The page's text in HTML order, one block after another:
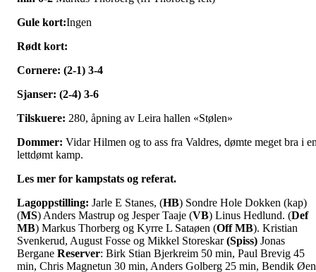
Gule kort:Ingen
Rødt kort:
Cornere: (2-1) 3-4
Sjanser: (2-4) 3-6
Tilskuere: 280, åpning av Leira hallen «Stølen»
Dommer: Vidar Hilmen og to ass fra Valdres, dømte meget bra i
lettdømt kamp.
Les mer for kampstats og referat.
Lagoppstilling: Jarle E Stanes, (HB) Sondre Hole Dokken (kap)
(MS) Anders Mastrup og Jesper Taaje (VB) Linus Hedlund. (Def
MB) Markus Thorberg og Kyrre L Sataøen (Off MB). Kristian
Svenkerud, August Fosse og Mikkel Storeskar(Spiss) Jonas
Bergane Reserver: Birk Stian Bjerkreim 50 min, Paul Brevig 45
min, Chris Magnetun 30 min, Anders Golberg 25 min, Bendik Øen